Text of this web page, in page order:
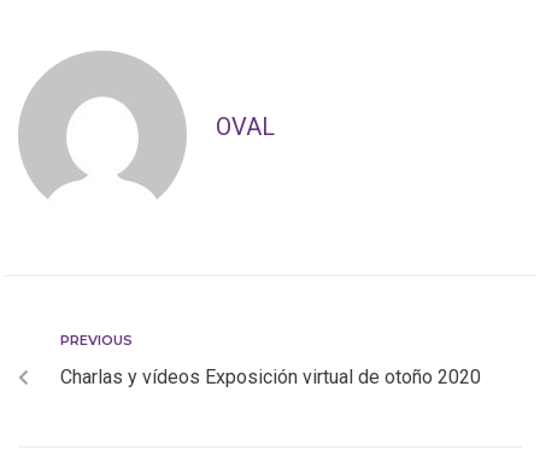
OVAL
PREVIOUS
Charlas y vídeos Exposición virtual de otoño 2020